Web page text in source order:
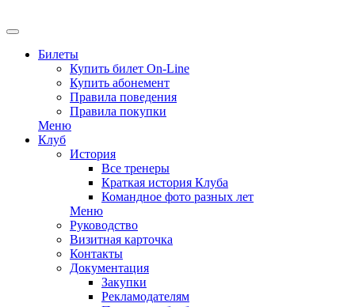
Билеты
Купить билет On-Line
Купить абонемент
Правила поведения
Правила покупки
Меню
Клуб
История
Все тренеры
Краткая история Клуба
Командное фото разных лет
Меню
Руководство
Визитная карточка
Контакты
Документация
Закупки
Рекламодателям